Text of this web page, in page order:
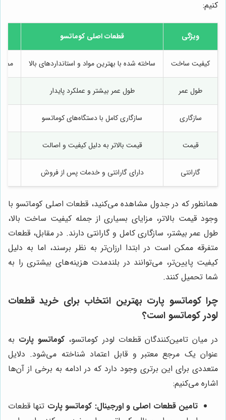
کنیم:
ویژگی قطعات اصلی کوماتسو
کیفیت ساخت ساخته شده با بهترین مواد و استانداردهای بالا
طول عمر طول عمر بیشتر و عملکرد پایدار
سازگاری سازگاری کامل با دستگاه‌های کوماتسو
قیمت قیمت بالاتر به دلیل کیفیت و اصالت
گارانتی دارای گارانتی و خدمات پس از فروش
همانطور که در جدول مشاهده می‌کنید، قطعات اصلی کوماتسو با
وجود قیمت بالاتر، مزایای بسیاری از جمله کیفیت ساخت بالا،
طول عمر بیشتر، سازگاری کامل و گارانتی دارند. در مقابل، قطعات
متفرقه ممکن است در ابتدا ارزان‌تر به نظر برسند، اما به دلیل
کیفیت پایین‌تر، می‌توانند در بلندمدت هزینه‌های بیشتری را به
شما تحمیل کنند.
چراکوماتسو پارت بهترین انتخاب برای خرید قطعات
لودر کوماتسو است؟
در میان تامین‌کنندگان قطعات لودر کوماتسو، کوماتسو پارت به
عنوان یک مرجع معتبر و قابل اعتماد شناخته می‌شود. دلایل
متعددی برای این برتری وجود دارد که در ادامه به برخی از آن‌ها
اشاره می‌کنیم:
تامین قطعات اصلی و اورجینال: کوماتسو پارت تنها قطعات